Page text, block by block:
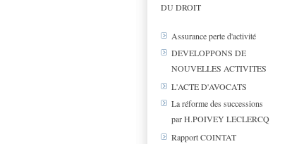
DU DROIT
Assurance perte d'activité
DEVELOPPONS DE
NOUVELLES ACTIVITES
L'ACTE D'AVOCATS
La réforme des successions
par H.POIVEY LECLERCQ
Rapport COINTAT